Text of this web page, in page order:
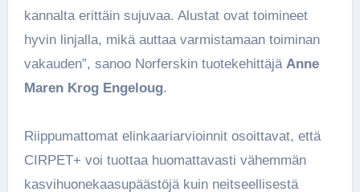
kannalta erittäin sujuvaa. Alustat ovat toimineet
hyvin linjalla, mikä auttaa varmistamaan toiminan
vakauden”, sanoo Norferskin tuotekehittäjä Anne
Maren Krog Engeloug.
Riippumattomat elinkaariarvioinnit osoittavat, että
CIRPET+ voi tuottaa huomattavasti vähemmän
kasvihuonekaasupäästöjä kuin neitseellisestä